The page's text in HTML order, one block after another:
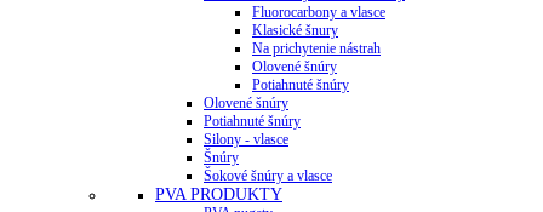
Fluorocarbony a vlasce
Klasické šnury
Na prichytenie nástrah
Olovené šnúry
Potiahnuté šnúry
Olovené šnúry
Potiahnuté šnúry
Silony - vlasce
Šnúry
Šokové šnúry a vlasce
PVA PRODUKTY